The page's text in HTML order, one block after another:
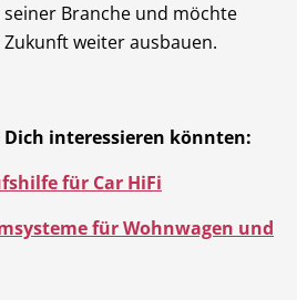
seiner Branche und möchte
weiter ausbauen.
interessieren könnten:
für Car HiFi
für Wohnwagen und